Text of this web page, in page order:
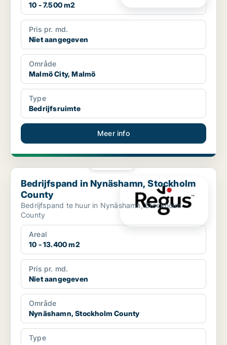
10 - 7.500 m2
Pris pr. md.
Niet aangegeven
Område
Malmö City, Malmö
Type
Bedrijfsruimte
Meer info
Bedrijfspand in Nynäshamn, Stockholm County
Bedrijfspand in Nynäshamn, Stockholm
County
Bedrijfspand te huur in Nynäshamn, Stockholm
County
Areal
10 - 13.400 m2
Pris pr. md.
Niet aangegeven
Område
Nynäshamn, Stockholm County
Type